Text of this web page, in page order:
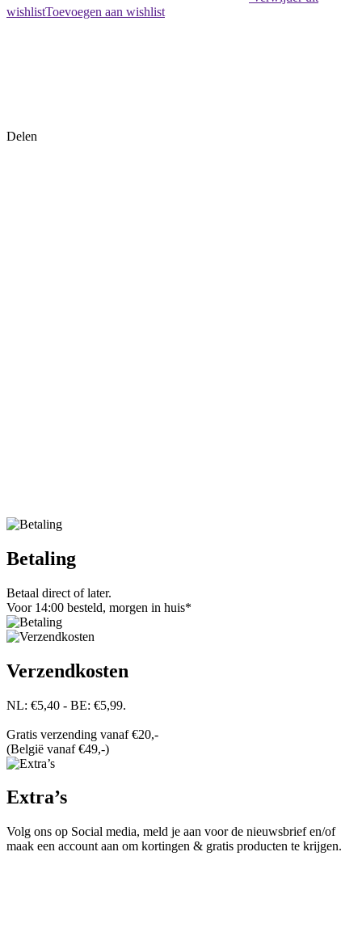
wishlistToevoegen aan wishlist
Delen
Betaling
Betaal direct of later.
Voor 14:00 besteld, morgen in huis*
Verzendkosten
NL: €5,40 - BE: €5,99.
Gratis verzending vanaf €20,-
(België vanaf €49,-)
Extra’s
Volg ons op Social media, meld je aan voor de nieuwsbrief en/of
maak een account aan om kortingen & gratis producten te krijgen.